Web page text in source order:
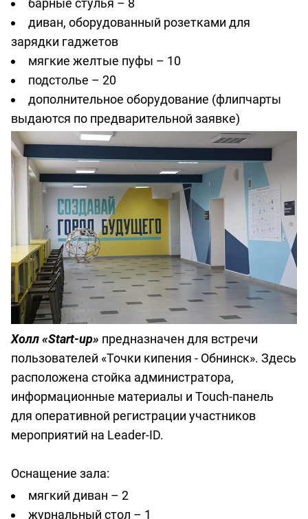
барные стулья – 8
диван, оборудованный розетками для
зарядки гаджетов
мягкие желтые пуфы – 10
подстолье – 20
дополнительное оборудование (флипчарты
выдаются по предварительной заявке)
Холл «Start-up» предназначен для встречи
пользователей «Точки кипения - Обнинск». Здесь
расположена стойка администратора,
информационные материалы и Touch-панель
для оперативной регистрации участников
мероприятий на Leader-ID.
Оснащение зала:
мягкий диван – 2
журнальный стол – 1